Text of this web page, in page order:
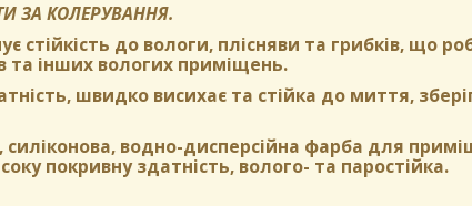
ЗА КОЛЕРУВАННЯ.
стійкість до вологи, плісняви та грибків, що
та інших вологих приміщень.
швидко висихає та стійка до миття,
водно-дисперсійна фарба для
покривну здатність, волого- та паростійка.